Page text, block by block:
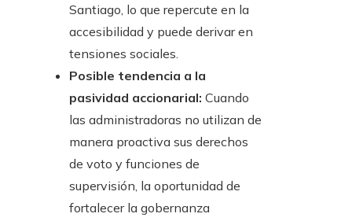
Santiago, lo que repercute en la
accesibilidad y puede derivar en
tensiones sociales.
Posible tendencia a la
pasividad accionarial: Cuando
las administradoras no utilizan de
manera proactiva sus derechos
de voto y funciones de
supervisión, la oportunidad de
fortalecer la gobernanza